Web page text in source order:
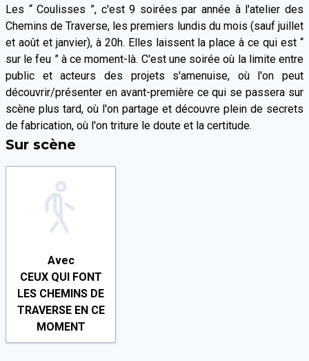
Les “ Coulisses ”, c'est 9 soirées par année à l'atelier des
Chemins de Traverse, les premiers lundis du mois (sauf juillet
et août et janvier), à 20h. Elles laissent la place à ce qui est “
sur le feu ” à ce moment-là. C'est une soirée où la limite entre
public et acteurs des projets s'amenuise, où l'on peut
découvrir/présenter en avant-première ce qui se passera sur
scène plus tard, où l'on partage et découvre plein de secrets
de fabrication, où l'on triture le doute et la certitude.
Sur scène
Avec
CEUX QUI FONT
LES CHEMINS DE
TRAVERSE EN CE
MOMENT